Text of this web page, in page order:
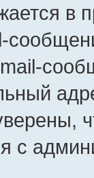
в
с